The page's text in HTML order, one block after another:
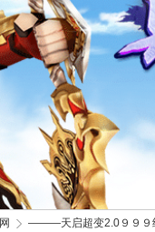
———天启超变2.0９９９